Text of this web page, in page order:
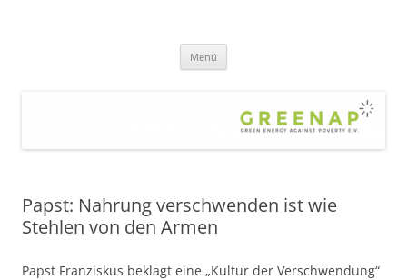
Klimawandel – für eine gerechte, nachhaltige Welt
Menü
Papst: Nahrung verschwenden ist wie
Stehlen von den Armen
Papst Franziskus beklagt eine „Kultur der Verschwendung“